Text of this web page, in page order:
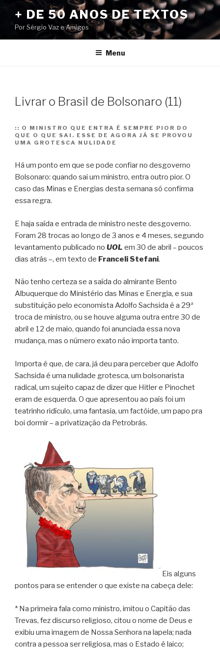
conteúdo
+ DE 50 ANOS DE TEXTOS
Por Sérgio Vaz e Amigos
Menu
Livrar o Brasil de Bolsonaro (11)
:: O MINISTRO QUE ENTRA É SEMPRE PIOR DO
QUE O QUE SAI. ESSE DE AGORA JÁ SE PROVOU
UMA GROTESCA NULIDADE
Há um ponto em que se pode confiar no desgoverno
Bolsonaro: quando sai um ministro, entra outro pior. O
caso das Minas e Energias desta semana só confirma
essa regra.
E haja saída e entrada de ministro neste desgoverno.
Foram 28 trocas ao longo de 3 anos e 4 meses, segundo
levantamento publicado no UOL em 30 de abril – poucos
dias atrás –, em texto de Franceli Stefani.
Não tenho certeza se a saída do almirante Bento
Albuquerque do Ministério das Minas e Energia, e sua
substituição pelo economista Adolfo Sachsida é a 29ª
troca de ministro, ou se houve alguma outra entre 30 de
abril e 12 de maio, quando foi anunciada essa nova
mudança, mas o número exato não importa tanto.
Importa é que, de cara, já deu para perceber que Adolfo
Sachsida é uma nulidade grotesca, um bolsonarista
radical, um sujeito capaz de dizer que Hitler e Pinochet
eram de esquerda. O que apresentou ao país foi um
teatrinho ridículo, uma fantasia, um factóide, um papo pra
boi dormir – a privatização da Petrobrás.
Eis alguns
pontos para se entender o que existe na cabeça dele:
* Na primeira fala como ministro, imitou o Capitão das
Trevas, fez discurso religioso, citou o nome de Deus e
exibiu uma imagem de Nossa Senhora na lapela; nada
contra a pessoa ser religiosa, mas o Estado é laico;